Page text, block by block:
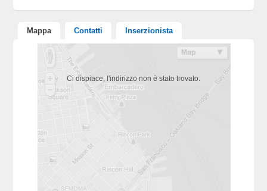
Mappa Contatti Inserzionista
Ci dispiace, l'indirizzo non è stato trovato.